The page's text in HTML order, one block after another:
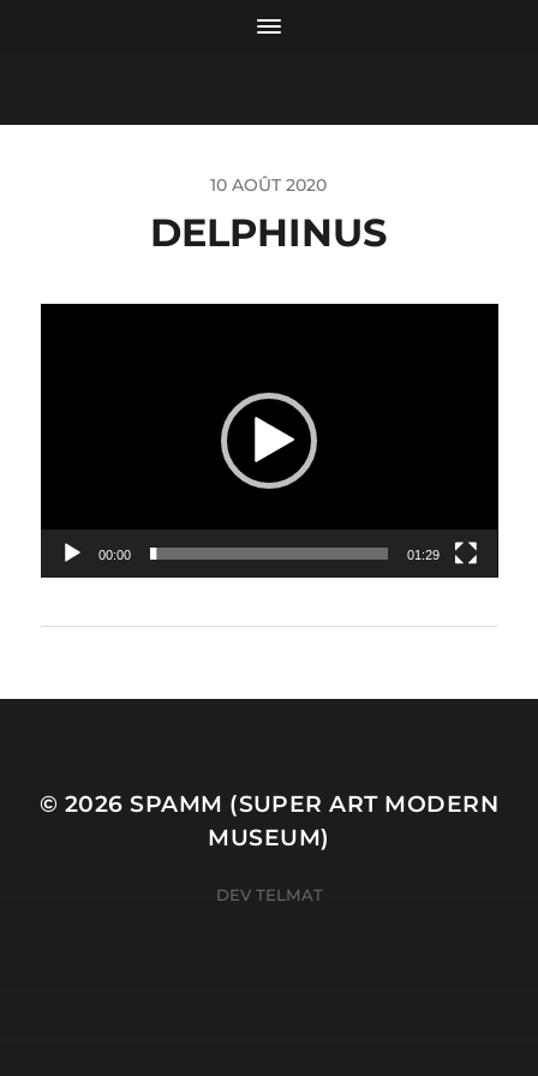
10 AOÛT 2020
DELPHINUS
00:00 01:29
© 2026SPAMM (SUPER ART MODERN
MUSEUM)
DEV TELMAT